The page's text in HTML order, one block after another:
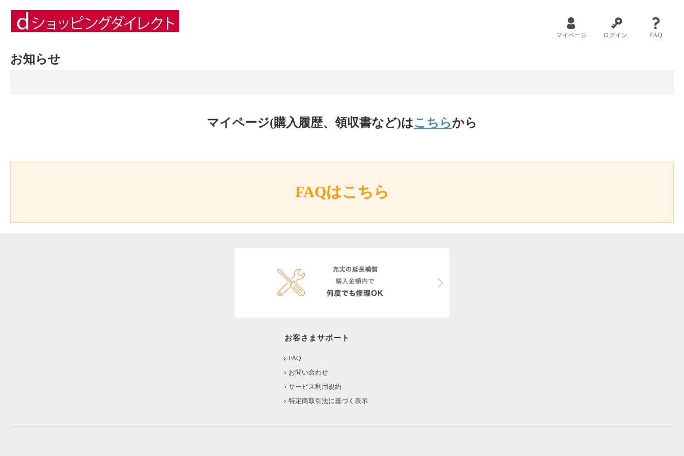
マイページ ログイン FAQ
お知らせ
マイページ(購入履歴、領収書など)はこちらから
FAQはこちら
お客さまサポート
FAQ
お問い合わせ
サービス利用規約
特定商取引法に基づく表示